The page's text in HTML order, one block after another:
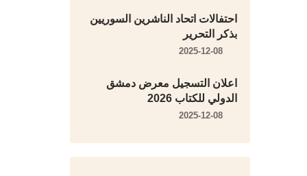
احتفالات اتحاد الناشرين السوريين
بذكر التحرير
اعلان التسجيل معرض دمشق
الدولي للكتاب 2026